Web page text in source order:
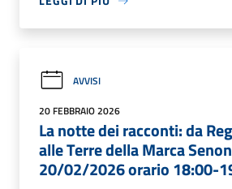
AVVISI
20 FEBBRAIO 2026
La notte dei racconti: da
alle Terre della Marca
20/02/2026 orario 18:00-